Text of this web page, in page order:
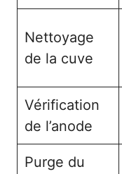
Nettoyage
de la cuve
Vérification
de l’anode
Purge du